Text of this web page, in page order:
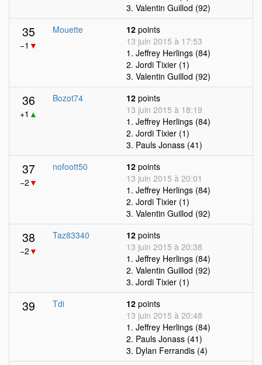
3. Valentin Guillod (92)
35
−1 ▼
Mouette 12 points
13 juin 2015 à 17:53
1. Jeffrey Herlings (84)
2. Jordi Tixier (1)
3. Valentin Guillod (92)
36
+1 ▲
Bozot74 12 points
13 juin 2015 à 18:19
1. Jeffrey Herlings (84)
2. Jordi Tixier (1)
3. Pauls Jonass (41)
37
−2 ▼
nofoott50 12 points
13 juin 2015 à 20:01
1. Jeffrey Herlings (84)
2. Jordi Tixier (1)
3. Valentin Guillod (92)
38
−2 ▼
Taz83340 12 points
13 juin 2015 à 20:38
1. Jeffrey Herlings (84)
2. Valentin Guillod (92)
3. Jordi Tixier (1)
39 Tdi 12 points
13 juin 2015 à 20:48
1. Jeffrey Herlings (84)
2. Pauls Jonass (41)
3. Dylan Ferrandis (4)